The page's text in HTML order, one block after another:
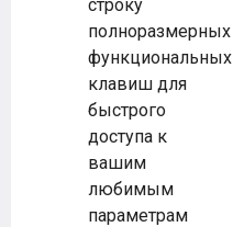
строку
полноразмерных
функциональных
клавиш для
быстрого
доступа к
вашим
любимым
параметрам